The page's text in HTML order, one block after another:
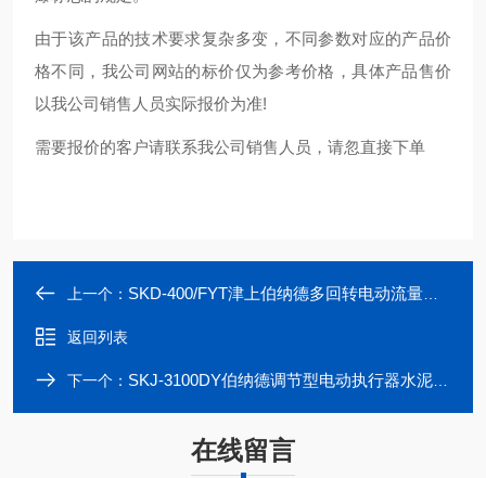
由于该产品的技术要求复杂多变，不同参数对应的产品价
格不同，我公司网站的标价仅为参考价格，具体产品售价
以我公司销售人员实际报价为准!
需要报价的客户请联系我公司销售人员，请忽直接下单
上一个： SKD-400/FYT津上伯纳德多回转电动流量阀执行机构控制阀
返回列表
下一个： SKJ-3100DY伯纳德调节型电动执行器水泥厂电动流量阀
在线留言